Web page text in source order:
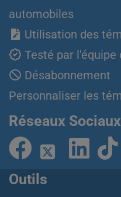
automobiles
Utilisation des
Testé par l'équipe
Désabonnement
Personnaliser les
Réseaux Sociaux
Outils